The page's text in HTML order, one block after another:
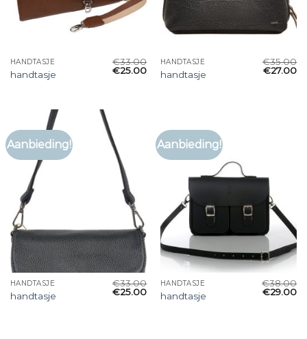
HANDTASJE
handtasje
€33.00
€25.00
HANDTASJE
handtasje
€35.00
€27.00
Aanbieding!
HANDTASJE
handtasje
€33.00
€25.00
Aanbieding!
HANDTASJE
handtasje
€38.00
€29.00